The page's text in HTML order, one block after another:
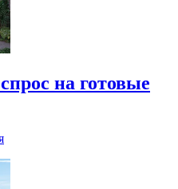
на готовые